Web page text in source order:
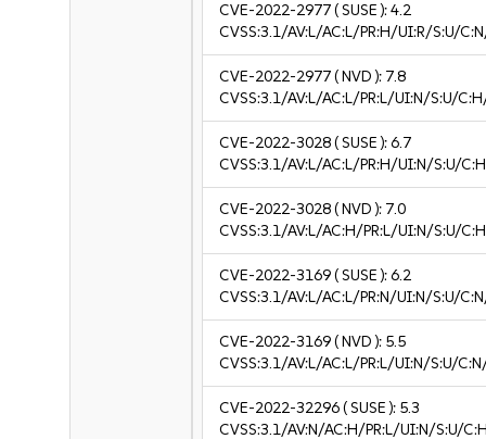
CVE-2022-2977( SUSE ):4.2
CVSS:3.1/AV:L/AC:L/PR:H/UI:R/S:U/
CVE-2022-2977( NVD ): 7.8
CVSS:3.1/AV:L/AC:L/PR:L/UI:N/S:U/
CVE-2022-3028( SUSE ):6.7
CVSS:3.1/AV:L/AC:L/PR:H/UI:N/S:U/
CVE-2022-3028( NVD ): 7.0
CVSS:3.1/AV:L/AC:H/PR:L/UI:N/S:U/
CVE-2022-3169( SUSE ):6.2
CVSS:3.1/AV:L/AC:L/PR:N/UI:N/S:U/
CVE-2022-3169( NVD ): 5.5
CVSS:3.1/AV:L/AC:L/PR:L/UI:N/S:U/
CVE-2022-32296( SUSE ): 5.3
CVSS:3.1/AV:N/AC:H/PR:L/UI:N/S:U/